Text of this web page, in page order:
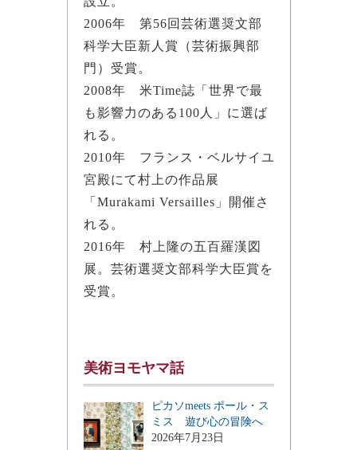
2006年 第56回芸術選奨文部
科学大臣新人賞（芸術振興部
門）受賞。
2008年 米Time誌「世界で最
も影響力のある100人」に選ば
れる。
2010年 フランス・ベルサイユ
宮殿にて村上の作品展
「Murakami Versailles」開催さ
れる。
2016年 村上隆の五百羅漢図
展。芸術選奨文部科学大臣賞を
受賞。
美術ヨモヤマ話
ピカソmeets ポール・ス
ミス 遊び心の冒険へ
2026年7月23日